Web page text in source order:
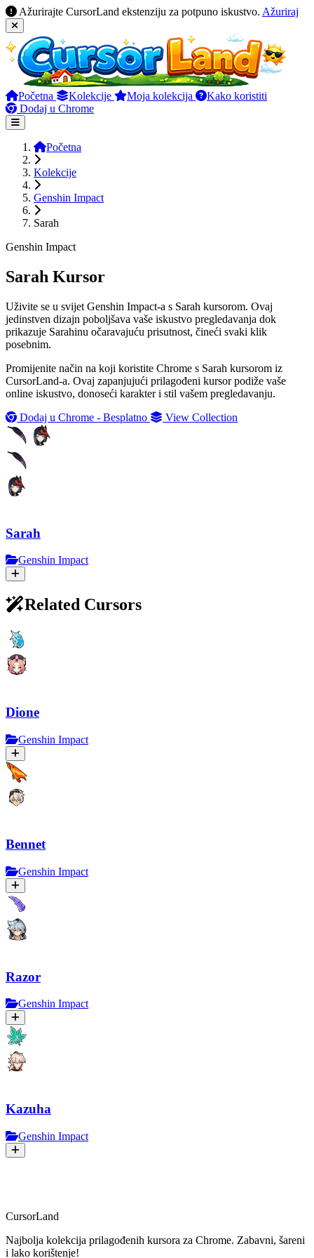
Ažurirajte CursorLand ekstenziju za potpuno iskustvo. Ažuriraj
Početna Kolekcije Moja kolekcija
Kako koristiti
Dodaj u Chrome
Početna
Kolekcije
Genshin Impact
Sarah
Genshin Impact
Sarah Kursor
Uživite se u svijet Genshin Impact-a s Sarah kursorom. Ovaj
jedinstven dizajn poboljšava vaše iskustvo pregledavanja dok
prikazuje Sarahinu očaravajuću prisutnost, čineći svaki klik
posebnim.
Promijenite način na koji koristite Chrome s Sarah kursorom iz
CursorLand-a. Ovaj zapanjujući prilagođeni kursor podiže vaše
online iskustvo, donoseći karakter i stil vašem pregledavanju.
Dodaj u Chrome - Besplatno
View Collection
Sarah
Genshin Impact
Related Cursors
Dione
Genshin Impact
Bennet
Genshin Impact
Razor
Genshin Impact
Kazuha
Genshin Impact
CursorLand
Najbolja kolekcija prilagođenih kursora za Chrome. Zabavni, šareni
i lako korištenje!